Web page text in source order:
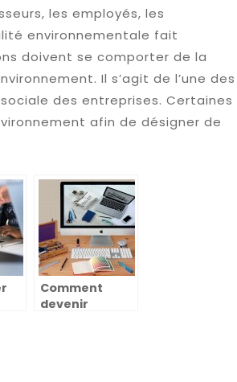
les employés, les
environnementale fait
doivent se comporter de la
Il s’agit de l’une des
des entreprises. Certaines
afin de désigner de
Comment
devenir